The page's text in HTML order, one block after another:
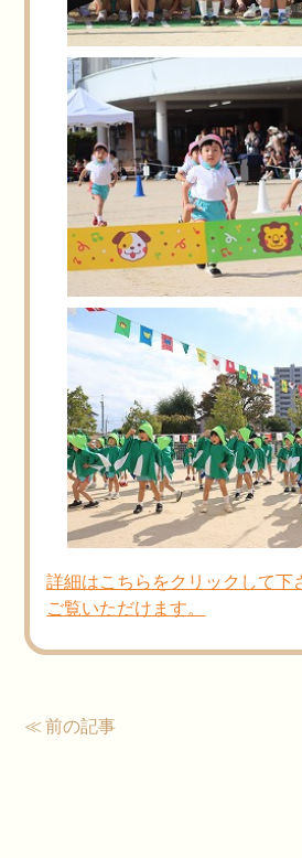
詳細はこちらをクリックして下
ご覧いただけます。
≪ 前の記事